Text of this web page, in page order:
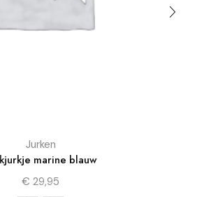
Jurken
marine blauw
€ 29,95